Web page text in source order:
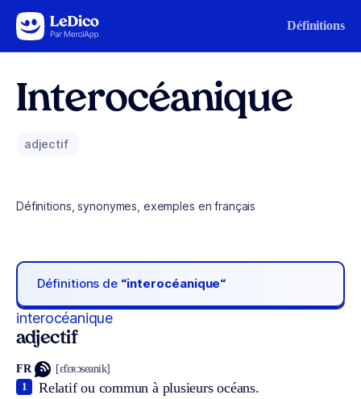
Aller au contenu Définitions
Interocéanique
adjectif
Définitions, synonymes, exemples en français
Définitions de “interocéanique“
interocéanique
adjectif
FR [ɛ̃tɛʀɔseanik]
Relatif ou commun à plusieurs océans.
1